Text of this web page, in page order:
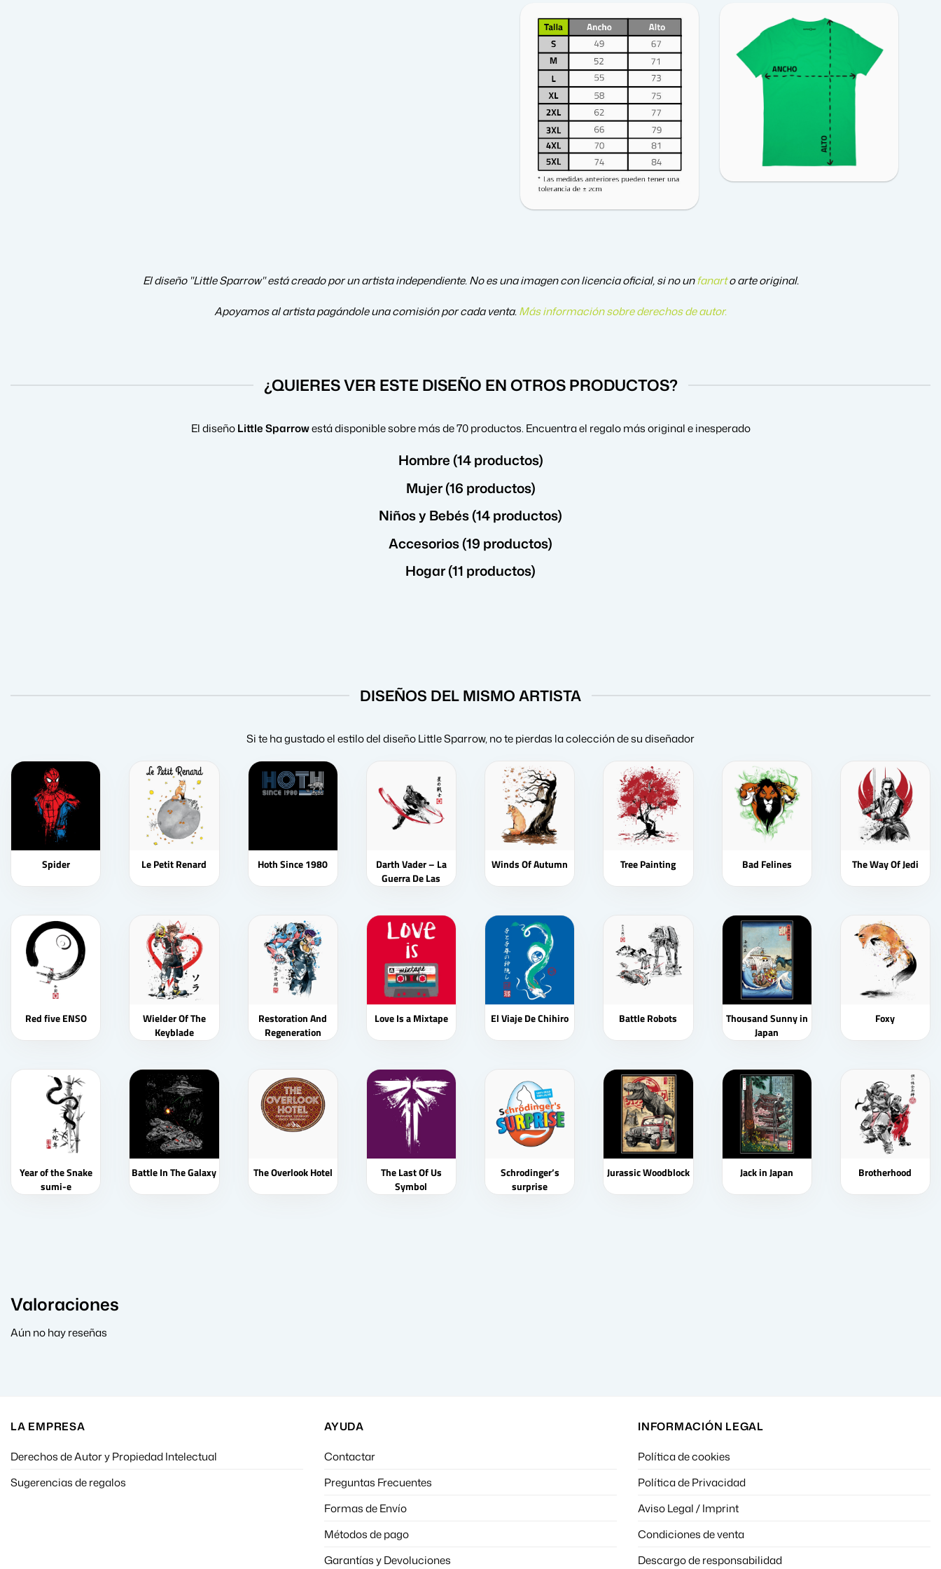
El diseño "Little Sparrow" está creado por un artista independiente. No es una imagen con licencia oficial, si no unfanart o arte original.
Apoyamos al artista pagándole una comisión por cada venta.Más información sobre derechos de autor.
¿QUIERES VER ESTE DISEÑO EN OTROS PRODUCTOS?
El diseñoLittle Sparrowestá disponible sobre más de 70 productos. Encuentra el regalo más original e inesperado
Hombre (14 productos)
Mujer (16 productos)
Niños y Bebés (14 productos)
Accesorios (19 productos)
Hogar (11 productos)
DISEÑOS DEL MISMO ARTISTA
Si te ha gustado el estilo del diseño Little Sparrow, no te pierdas la colección de su diseñador
Spider Le Petit Renard Hoth Since 1980
Darth Vader – La
Guerra De Las
Winds Of Autumn Tree Painting Bad Felines The Way Of Jedi
Red five ENSO
Wielder Of The
Keyblade
Restoration And
Regeneration
Love Is a Mixtape El Viaje De Chihiro Battle Robots
Thousand Sunny in
Japan
Foxy
Year of the Snake
sumi-e
Battle In The Galaxy The Overlook Hotel
The Last Of Us
Symbol
Schrodinger’s
surprise
Jurassic Woodblock Jack in Japan Brotherhood
Valoraciones
Aún no hay reseñas
LA EMPRESA
Derechos de Autor y Propiedad Intelectual
Sugerencias de regalos
AYUDA
Contactar
Preguntas Frecuentes
Formas de Envío
Métodos de pago
Garantías y Devoluciones
INFORMACIÓN LEGAL
Política de cookies
Política de Privacidad
Aviso Legal / Imprint
Condiciones de venta
Descargo de responsabilidad